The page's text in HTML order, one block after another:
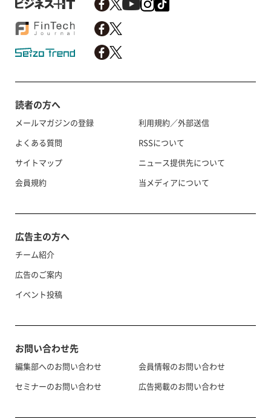
読者の方へ
メールマガジンの登録
よくある質問
サイトマップ
会員規約
利用規約／外部送信
RSSについて
ニュース提供先について
当メディアについて
広告主の方へ
チーム紹介
広告のご案内
イベント投稿
お問い合わせ先
編集部へのお問い合わせ
セミナーのお問い合わせ
会員情報のお問い合わせ
広告掲載のお問い合わせ